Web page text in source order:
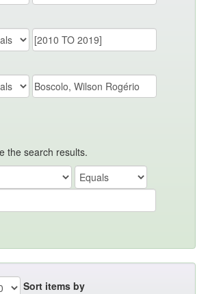
the search results.
Sort items by